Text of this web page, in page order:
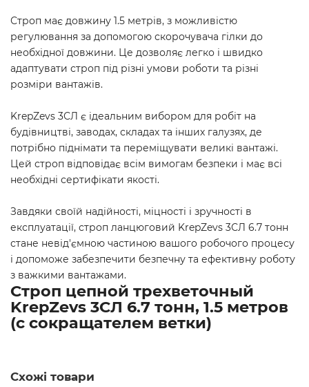
Строп має довжину 1.5 метрів, з можливістю
регулювання за допомогою скорочувача гілки до
необхідної довжини. Це дозволяє легко і швидко
адаптувати строп під різні умови роботи та різні
розміри вантажів.
KrepZevs 3СЛ є ідеальним вибором для робіт на
будівництві, заводах, складах та інших галузях, де
потрібно піднімати та переміщувати великі вантажі.
Цей строп відповідає всім вимогам безпеки і має всі
необхідні сертифікати якості.
Завдяки своїй надійності, міцності і зручності в
експлуатації, строп ланцюговий KrepZevs 3СЛ 6.7 тонн
стане невід'ємною частиною вашого робочого процесу
і допоможе забезпечити безпечну та ефективну роботу
з важкими вантажами.
Строп цепной трехветочный
KrepZevs 3СЛ 6.7 тонн, 1.5 метров
(с сокращателем ветки)
Схожі товари